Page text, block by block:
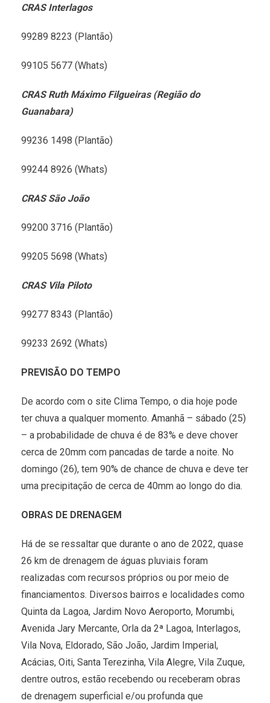
CRAS Interlagos
99289 8223 (Plantão)
99105 5677 (Whats)
CRAS Ruth Máximo Filgueiras (Região do
Guanabara)
99236 1498 (Plantão)
99244 8926 (Whats)
CRAS São João
99200 3716 (Plantão)
99205 5698 (Whats)
CRAS Vila Piloto
99277 8343 (Plantão)
99233 2692 (Whats)
PREVISÃO DO TEMPO
De acordo com o site Clima Tempo, o dia hoje pode
ter chuva a qualquer momento. Amanhã – sábado (25)
– a probabilidade de chuva é de 83% e deve chover
cerca de 20mm com pancadas de tarde a noite. No
domingo (26), tem 90% de chance de chuva e deve ter
uma precipitação de cerca de 40mm ao longo do dia.
OBRAS DE DRENAGEM
Há de se ressaltar que durante o ano de 2022, quase
26 km de drenagem de águas pluviais foram
realizadas com recursos próprios ou por meio de
financiamentos. Diversos bairros e localidades como
Quinta da Lagoa, Jardim Novo Aeroporto, Morumbi,
Avenida Jary Mercante, Orla da 2ª Lagoa, Interlagos,
Vila Nova, Eldorado, São João, Jardim Imperial,
Acácias, Oiti, Santa Terezinha, Vila Alegre, Vila Zuque,
dentre outros, estão recebendo ou receberam obras
de drenagem superficial e/ou profunda que